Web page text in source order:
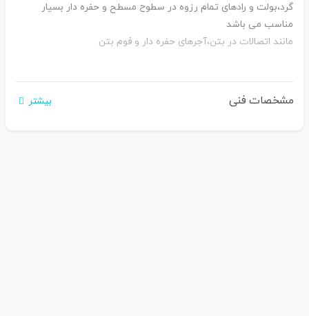
گرد،بولت و رادهای تمام رزوه در سطوح مسطح و حفره دار بسیار
مناسب می باشد
مانند اتصالات در بتن،آجرهای حفره دار و فوم بتن
مشخصات فنی بیشتر